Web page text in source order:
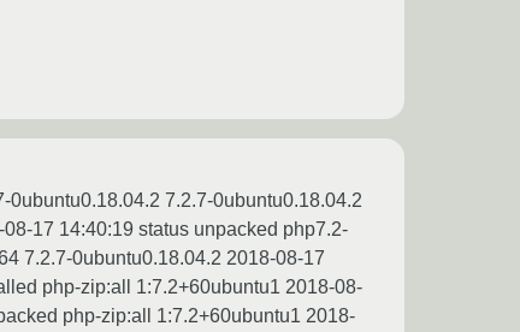
0ubuntu0.18.04.2 7.2.7-0ubuntu0.18.04.2
17 14:40:19 status unpacked php7.2-
7.2.7-0ubuntu0.18.04.2 2018-08-17
php-zip:all 1:7.2+60ubuntu1 2018-08-
php-zip:all 1:7.2+60ubuntu1 2018-